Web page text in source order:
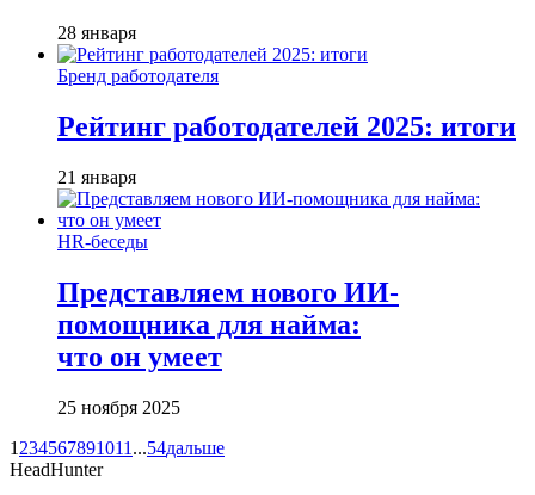
28 января
Бренд работодателя
Рейтинг работодателей 2025: итоги
21 января
HR-беседы
Представляем нового ИИ-
помощника для найма:
что он умеет
25 ноября 2025
1 234567891011 ...54дальше
HeadHunter